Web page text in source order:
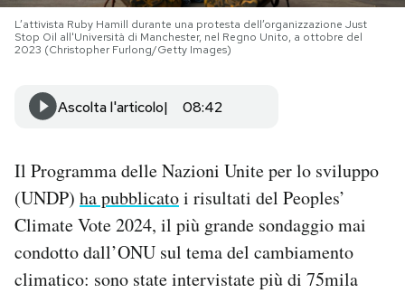
SHOP
Area Personale
Newsletter
Notifiche mobile
Regala il Post
Hai bisogno di aiuto?
Esci
L’attivista Ruby Hamill durante una protesta dell’organizzazione Just
Stop Oil all'Università di Manchester, nel Regno Unito, a ottobre del
2023 (Christopher Furlong/Getty Images)
Ascolta l'articolo 08:42
Il Programma delle Nazioni Unite per lo sviluppo
(UNDP) ha pubblicatoi risultati del Peoples’
Climate Vote 2024, il più grande sondaggio mai
condotto dall’ONU sul tema del cambiamento
climatico: sono state intervistate più di 75mila